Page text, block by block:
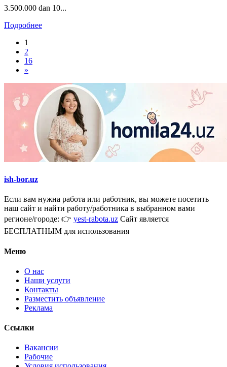
3.500.000 dan 10...
Подробнее
1
2
16
»
ish-bor.uz
Если вам нужна работа или работник, вы можете посетить
наш сайт и найти работу/работника в выбранном вами
регионе/городе: 👉 yest-rabota.uz Сайт является
БЕСПЛАТНЫМ для использования
Меню
О нас
Наши услуги
Контакты
Разместить объявление
Реклама
Ссылки
Вакансии
Рабочие